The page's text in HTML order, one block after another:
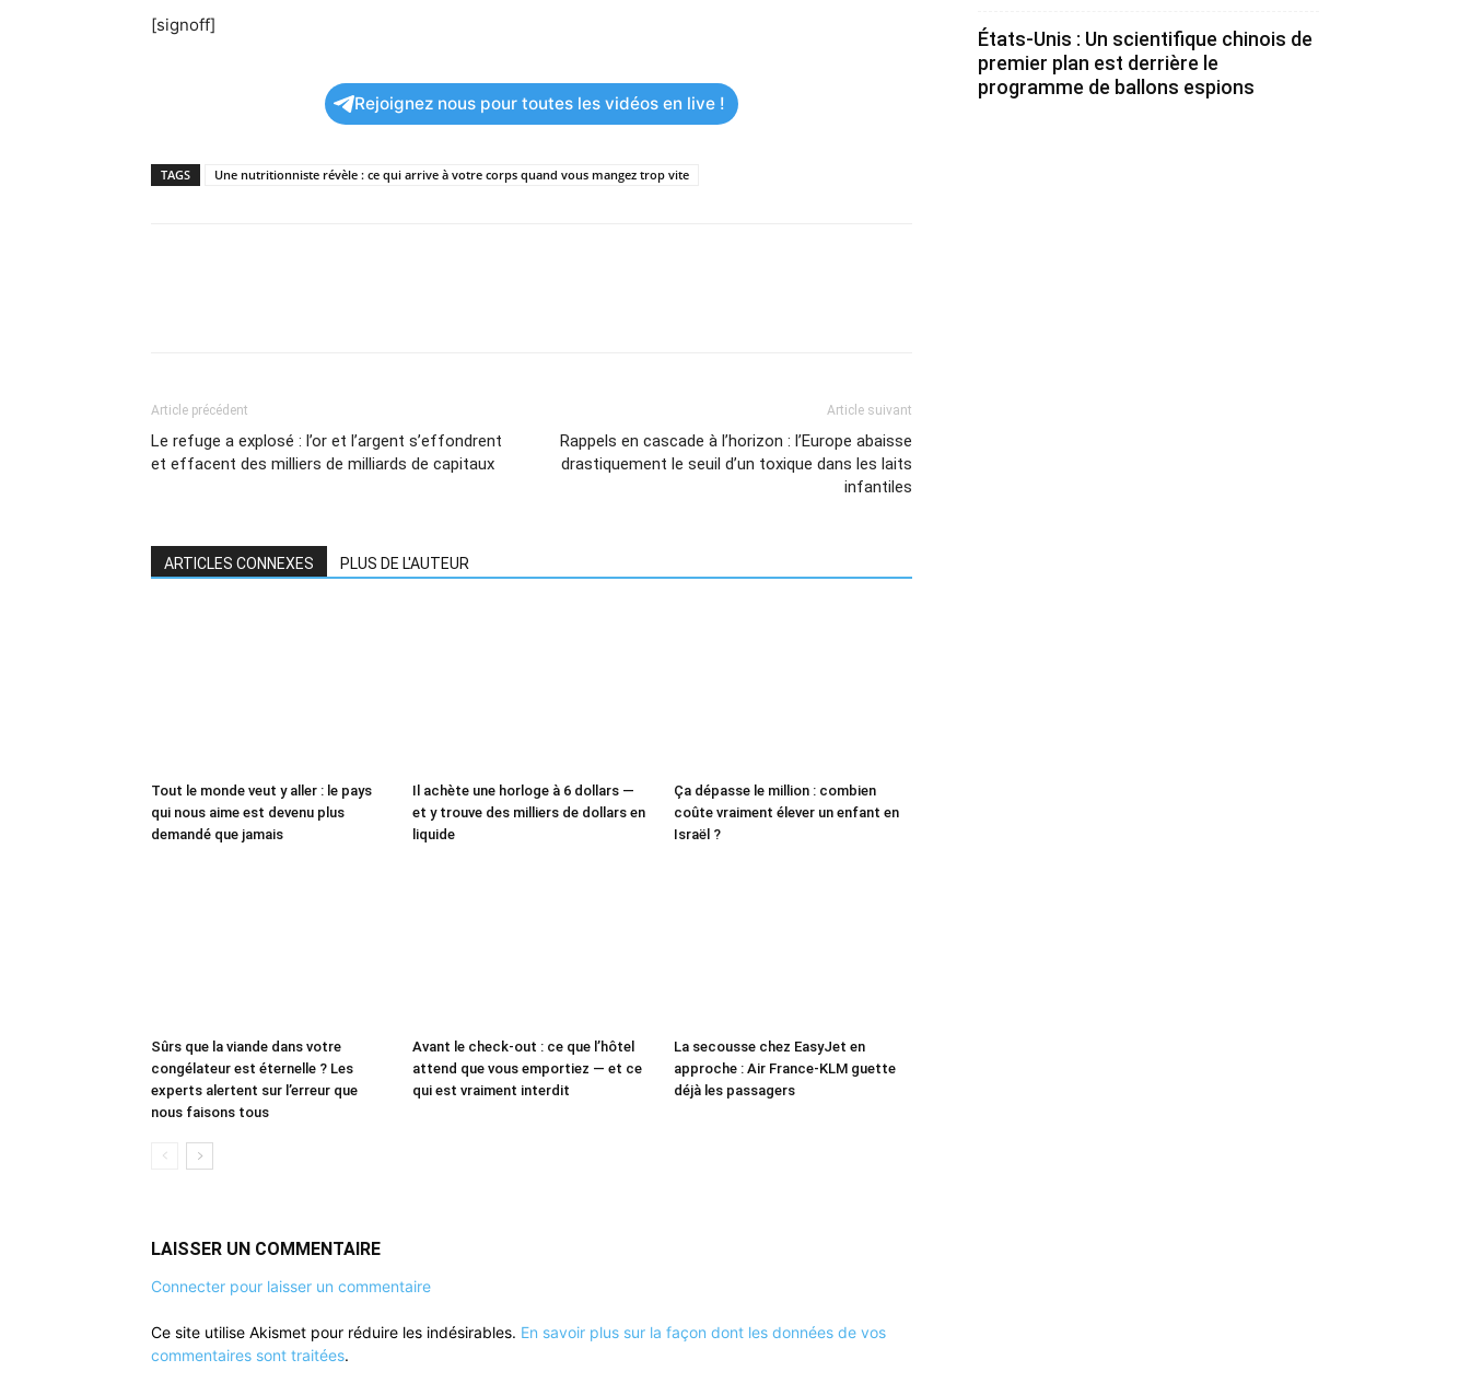
[signoff]
Rejoignez nous pour toutes les vidéos en live !
TAGS Une nutritionniste révèle : ce qui arrive à votre corps quand vous mangez trop vite
Article précédent
Le refuge a explosé : l’or et l’argent s’effondrent
et effacent des milliers de milliards de capitaux
Article suivant
Rappels en cascade à l’horizon : l’Europe abaisse
drastiquement le seuil d’un toxique dans les laits
infantiles
ARTICLES CONNEXES PLUS DE L'AUTEUR
Tout le monde veut y aller : le pays
qui nous aime est devenu plus
demandé que jamais
Il achète une horloge à 6 dollars —
et y trouve des milliers de dollars en
liquide
Ça dépasse le million : combien
coûte vraiment élever un enfant en
Israël ?
Sûrs que la viande dans votre
congélateur est éternelle ? Les
experts alertent sur l’erreur que
nous faisons tous
Avant le check-out : ce que l’hôtel
attend que vous emportiez — et ce
qui est vraiment interdit
La secousse chez EasyJet en
approche : Air France-KLM guette
déjà les passagers
LAISSER UN COMMENTAIRE
Connecter pour laisser un commentaire
Ce site utilise Akismet pour réduire les indésirables. En savoir plus sur la façon dont les données de vos
commentaires sont traitées.
États-Unis : Un scientifique chinois de
premier plan est derrière le
programme de ballons espions